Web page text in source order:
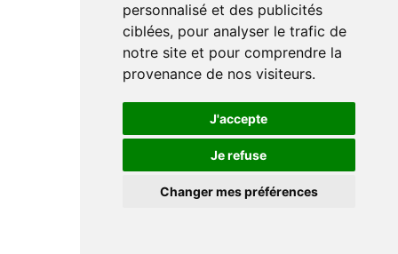
personnalisé et des publicités
ciblées, pour analyser le trafic de
notre site et pour comprendre la
provenance de nos visiteurs.
J'accepte
Je refuse
Changer mes préférences